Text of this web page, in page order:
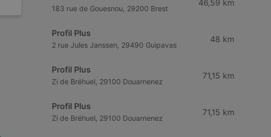
183 rue de Gouesnou, 29200 Brest
46,59 km
Profil Plus
2 rue Jules Janssen, 29490 Guipavas
48 km
Profil Plus
Zi de Bréhuel, 29100 Douarnenez
71,15 km
Profil Plus
Zi de Bréhuel, 29100 Douarnenez
71,15 km